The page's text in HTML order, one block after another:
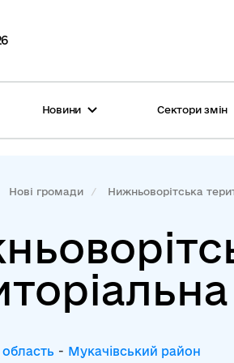
Новини Сектори змін
Нові громади Нижньоворітська
- Мукачівський район